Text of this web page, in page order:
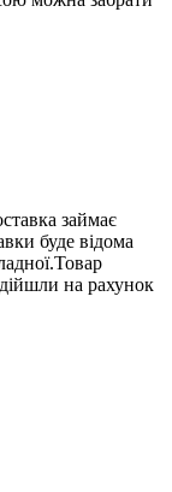
займає
буде відома
на рахунок